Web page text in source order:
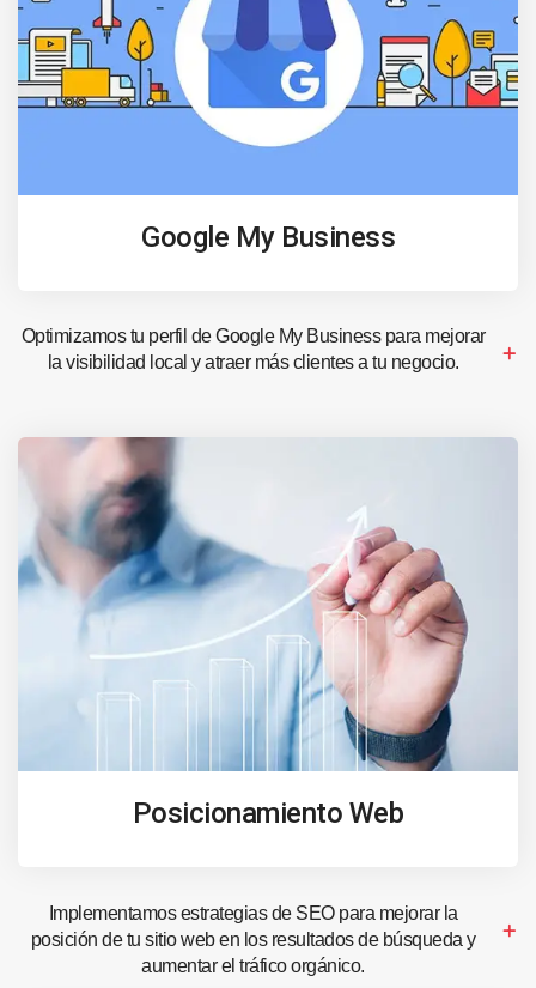
Google My Business
Optimizamos tu perfil de Google My Business para mejorar
la visibilidad local y atraer más clientes a tu negocio.
Posicionamiento Web
Implementamos estrategias de SEO para mejorar la
posición de tu sitio web en los resultados de búsqueda y
aumentar el tráfico orgánico.